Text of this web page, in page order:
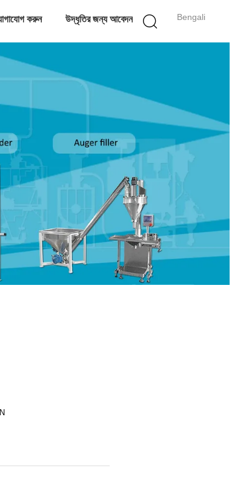
Bengali
করুন উদ্ধৃতির জন্য আবেদন